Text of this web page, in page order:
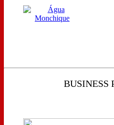
BUSINESS